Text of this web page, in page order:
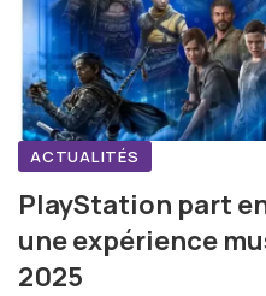
ACTUALITÉS
PlayStation part
une expérience
2025